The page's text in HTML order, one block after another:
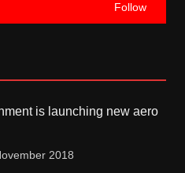
Follow
is launching new aero
2018